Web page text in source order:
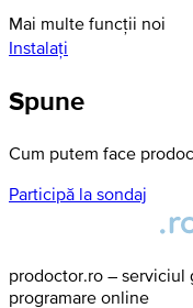
Mai multe funcții noi
Instalați
Spune
Cum putem face
Participă la sondaj
prodoctor.ro – serviciul
programare online